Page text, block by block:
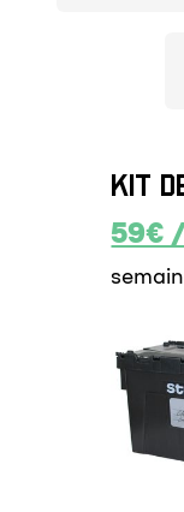
KIT
59€